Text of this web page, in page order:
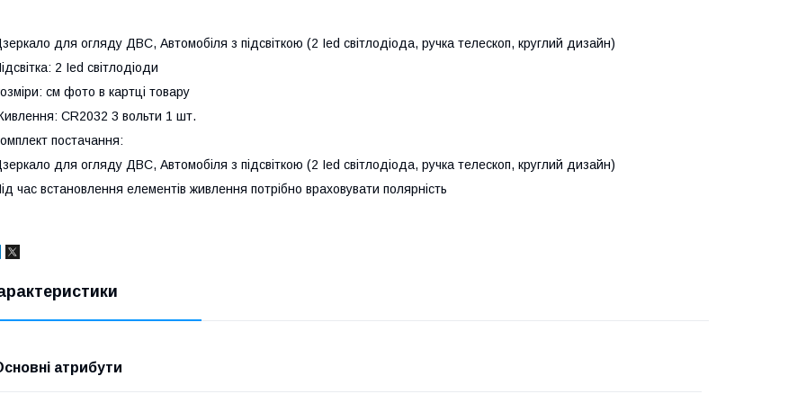
для огляду ДВС, Автомобіля з підсвіткою (2 Ied світлодіода, ручка телескоп, круглий дизайн)
2 Ied світлодіоди
см фото в картці товару
CR2032 3 вольти 1 шт.
постачання:
для огляду ДВС, Автомобіля з підсвіткою (2 Ied світлодіода, ручка телескоп, круглий дизайн)
час встановлення елементів живлення потрібно враховувати полярність
атрибути